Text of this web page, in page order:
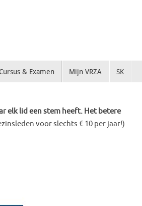
Cursus & Examen Mijn VRZA SK
elk lid een stem heeft. Het betere
voor slechts € 10 per jaar!)